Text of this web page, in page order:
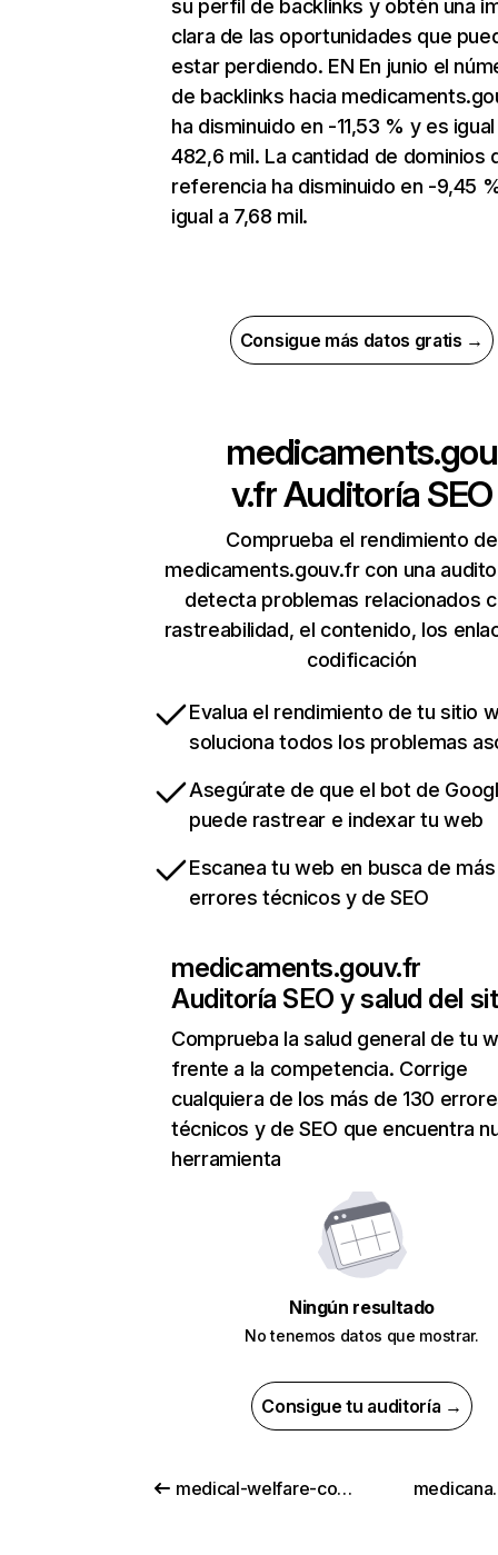
su perfil de backlinks y obtén una
clara de las oportunidades que
estar perdiendo. EN En junio el
de backlinks hacia
ha disminuido en -11,53 % y es
482,6 mil. La cantidad de dominios
referencia ha disminuido en -9,45
igual a 7,68 mil.
Consigue más datos gratis →
medicaments.gou
v.frAuditoría SEO
Comprueba el rendimiento de
medicaments.gouv.fr con una
detecta problemas relacionados
rastreabilidad, el contenido, los
codificación
Evalua el rendimiento de tu sitio
soluciona todos los problemas
Asegúrate de que el bot de
puede rastrear e indexar tu web
Escanea tu web en busca de
errores técnicos y de SEO
medicaments.gouv.fr
Auditoría SEO y salud del
Comprueba la salud general de tu
frente a la competencia. Corrige
cualquiera de los más de 130
técnicos y de SEO que encuentra
herramienta
Ningún resultado
No tenemos datos que mostrar.
Consigue tu auditoría →
medical-welfare-coop.jp